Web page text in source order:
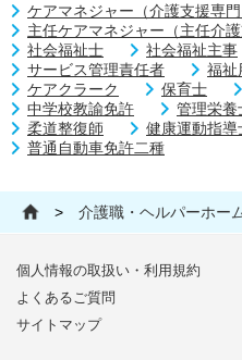
ケアマネジャー（介護支援専門
主任ケアマネジャー（主任介護
社会福祉士
社会福祉主事
サービス管理責任者
福祉
ケアクラーク
保育士
中学校教諭免許
管理栄養
柔道整復師
健康運動指導
普通自動車免許二種
> 介護職・ヘルパーホー
個人情報の取扱い・利用規約
よくあるご質問
サイトマップ